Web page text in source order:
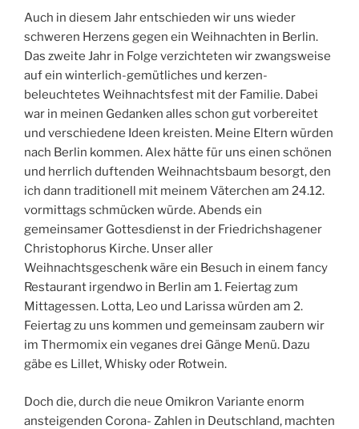
Auch in diesem Jahr entschieden wir uns wieder
schweren Herzens gegen ein Weihnachten in Berlin.
Das zweite Jahr in Folge verzichteten wir zwangsweise
auf ein winterlich-gemütliches und kerzen-
beleuchtetes Weihnachtsfest mit der Familie. Dabei
war in meinen Gedanken alles schon gut vorbereitet
und verschiedene Ideen kreisten. Meine Eltern würden
nach Berlin kommen. Alex hätte für uns einen schönen
und herrlich duftenden Weihnachtsbaum besorgt, den
ich dann traditionell mit meinem Väterchen am 24.12.
vormittags schmücken würde. Abends ein
gemeinsamer Gottesdienst in der Friedrichshagener
Christophorus Kirche. Unser aller
Weihnachtsgeschenk wäre ein Besuch in einem fancy
Restaurant irgendwo in Berlin am 1. Feiertag zum
Mittagessen. Lotta, Leo und Larissa würden am 2.
Feiertag zu uns kommen und gemeinsam zaubern wir
im Thermomix ein veganes drei Gänge Menü. Dazu
gäbe es Lillet, Whisky oder Rotwein.
Doch die, durch die neue Omikron Variante enorm
ansteigenden Corona- Zahlen in Deutschland, machten